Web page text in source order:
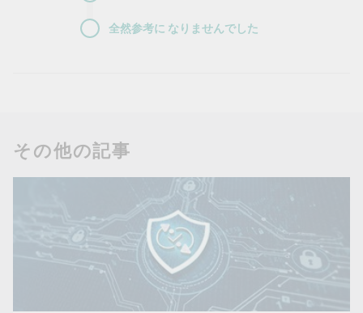
全然参考に なりませんでした
その他の記事